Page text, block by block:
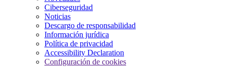
Ciberseguridad
Noticias
Descargo de responsabilidad
Información jurídica
Política de privacidad
Accessibility Declaration
Configuración de cookies